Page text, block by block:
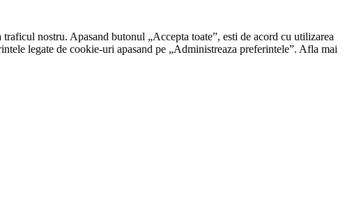
nostru. Apasand butonul „Accepta toate”, esti de acord cu utilizarea
legate de cookie-uri apasand pe „Administreaza preferintele”. Afla mai